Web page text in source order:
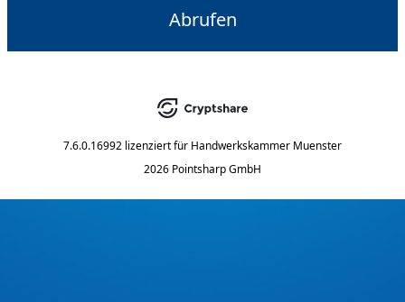
Abrufen
7.6.0.16992 lizenziert für Handwerkskammer Muenster
2026 Pointsharp GmbH